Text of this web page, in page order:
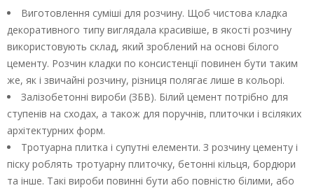
Виготовлення суміші для розчину. Щоб чистова кладка
декоративного типу виглядала красивіше, в якості розчину
використовують склад, який зроблений на основі білого
цементу. Розчин кладки по консистенції повинен бути таким
же, як і звичайні розчину, різниця полягає лише в кольорі.
Залізобетонні вироби (ЗБВ). Білий цемент потрібно для
ступенів на сходах, а також для поручнів, плиточки і всіляких
архітектурних форм.
Тротуарна плитка і супутні елементи. З розчину цементу і
піску роблять тротуарну плиточку, бетонні кільця, бордюри
та інше. Такі вироби повинні бути або повністю білими, або